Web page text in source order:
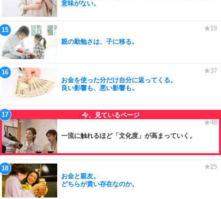
意味がない。
親の勤勉さは、子に移る。
お金を使った分だけ自分に返ってくる。
良い影響も、悪い影響も。
一流に触れるほど「文化度」が高まっていく。
お金と親友。
どちらが貴い存在なのか。